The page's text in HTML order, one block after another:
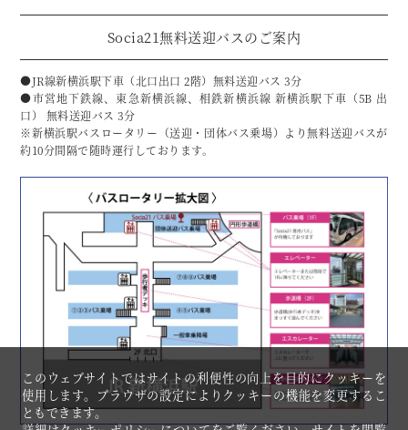
Socia21無料送迎バスのご案内
●JR線新横浜駅下車（北口出口 2階）無料送迎バス 3分
●市営地下鉄線、東急新横浜線、相鉄新横浜線 新横浜駅下車（5B 出
口） 無料送迎バス 3分
※新横浜駅バスロータリー（送迎・団体バス乗場）より無料送迎バスが
約10分間隔で随時運行しております。
このウェブサイトではサイトの利便性の向上を目的にクッキーを
使用します。ブラウザの設定によりクッキーの機能を変更するこ
ともできます。